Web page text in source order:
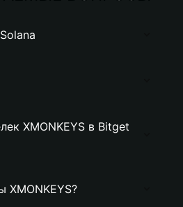
XMONKEYS в Bitget
XMONKEYS?